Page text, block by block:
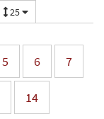
25
5 6 7
14